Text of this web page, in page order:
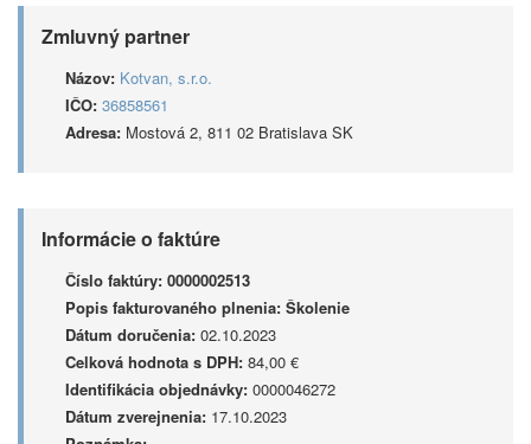
Zmluvný partner
Názov: Kotvan, s.r.o.
IČO: 36858561
Adresa: Mostová 2, 811 02 Bratislava SK
Informácie o faktúre
Číslo faktúry: 0000002513
Popis fakturovaného plnenia: Školenie
Dátum doručenia: 02.10.2023
Celková hodnota s DPH: 84,00 €
Identifikácia objednávky: 0000046272
Dátum zverejnenia: 17.10.2023